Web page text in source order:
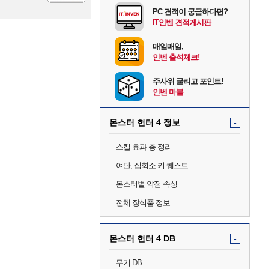
PC 견적이 궁금하다면?
IT인벤 견적게시판
매일매일,
인벤 출석체크!
주사위 굴리고 포인트!
인벤 마블
몬스터 헌터 4 정보 -
스킬 효과 총 정리
여단, 집회소 키 퀘스트
몬스터별 약점 속성
전체 장식품 정보
몬스터 헌터 4 DB -
무기 DB